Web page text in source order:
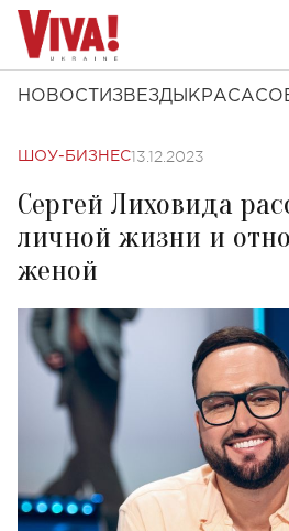
НОВОСТИ ЗВЕЗДЫ КРАСА
ШОУ-БИЗНЕС13.12.2023
Сергей Лиховида
личной жизни и
женой